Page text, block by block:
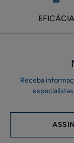
EFICÁCIA
Receba